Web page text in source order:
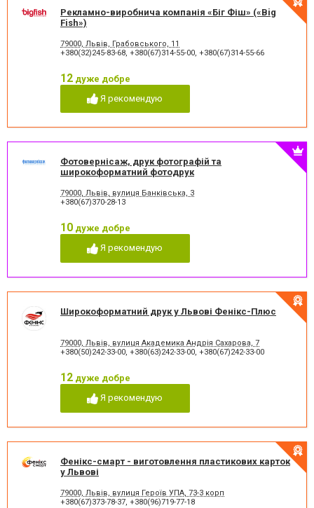
Рекламно-виробнича компанія «Біг Фіш» («Big
Fish»)
79000, Львів, Грабовського, 11
+380(32)245-83-68, +380(67)314-55-00, +380(67)314-55-66
12 дуже добре
Я рекомендую
Фотовернісаж, друк фотографій та
широкоформатний фотодрук
79000, Львів, вулиця Банківська, 3
+380(67)370-28-13
10 дуже добре
Я рекомендую
Широкоформатний друк у Львові Фенікс-Плюс
79000, Львів, вулиця Академика Андрія Сахарова, 7
+380(50)242-33-00, +380(63)242-33-00, +380(67)242-33-00
12 дуже добре
Я рекомендую
Фенікс-смарт - виготовлення пластикових карток
у Львові
79000, Львів, вулиця Героїв УПА, 73-3 корп
+380(67)373-78-37, +380(96)719-77-18